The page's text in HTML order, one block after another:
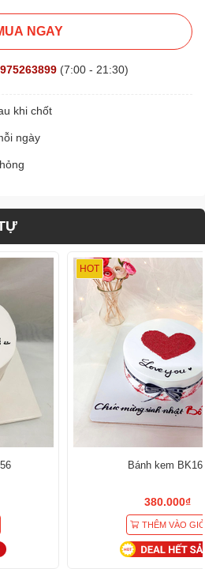
NGAY
(7:00 - 21:30)
khi chốt
ngày
HOT
Bánh kem
380.000₫
THÊM VÀO GIỎ